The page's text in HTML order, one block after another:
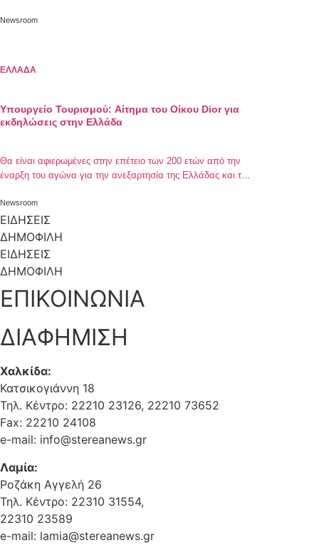
Newsroom
ΕΛΛΑΔΑ
Υπουργείο Τουρισμού: Αίτημα του Οίκου Dior για
εκδηλώσεις στην Ελλάδα
Θα είναι αφιερωμένες στην επέτειο των 200 ετών από την
έναρξη του αγώνα για την ανεξαρτησία της Ελλάδας και τη
Newsroom
ΕΙΔΗΣΕΙΣ
ΔΗΜΟΦΙΛΗ
ΕΙΔΗΣΕΙΣ
ΔΗΜΟΦΙΛΗ
ΕΠΙΚΟΙΝΩΝΙΑ
ΔΙΑΦΗΜΙΣΗ
Χαλκίδα:
Κατσικογιάννη 18
Τηλ. Κέντρο: 22210 23126, 22210 73652
Fax: 22210 24108
e-mail: info@stereanews.gr
Λαμία:
Ροζάκη Αγγελή 26
Τηλ. Κέντρο: 22310 31554,
22310 23589
e-mail: lamia@stereanews.gr